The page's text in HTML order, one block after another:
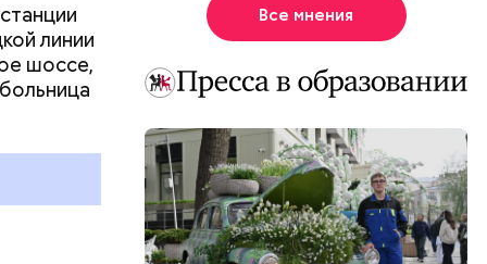
линии
шоссе,
Все мнения